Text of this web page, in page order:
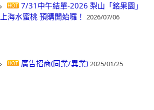
7/31中午結單-2026 梨山「銘果園」
上海水蜜桃 預購開始囉！ 2026/07/06
廣告招商(同業/異業) 2025/01/25